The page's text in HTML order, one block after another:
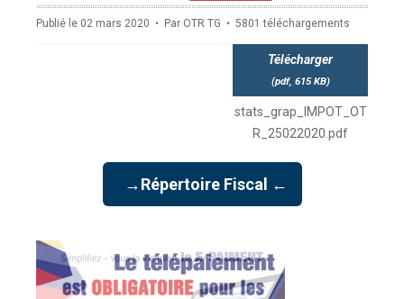
Publié le 02 mars 2020 Par OTR TG 5801 téléchargements
Télécharger
(pdf, 615 KB)
stats_grap_IMPOT_OT
R_25022020.pdf
→Répertoire Fiscal ←